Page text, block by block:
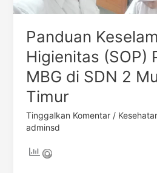
Panduan
Higienitas (SOP)
MBG di SDN 2
Timur
Tinggalkan Komentar /
adminsd
2
Ciujung
Timur